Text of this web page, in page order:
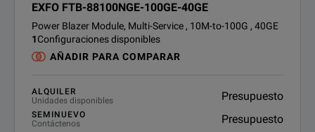
EXFO FTB-88100NGE-100GE-40GE
Power Blazer Module, Multi-Service , 10M-to-100G , 40GE
1Configuraciones disponibles
AÑADIR PARA COMPARAR
ALQUILER
Unidades disponibles
Presupuesto
SEMINUEVO
Contáctenos
Presupuesto